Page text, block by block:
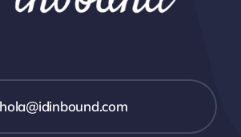
hola@idinbound.com